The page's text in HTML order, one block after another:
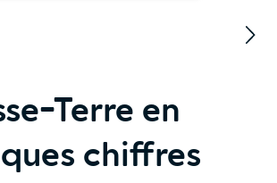
Terre en
chiffres